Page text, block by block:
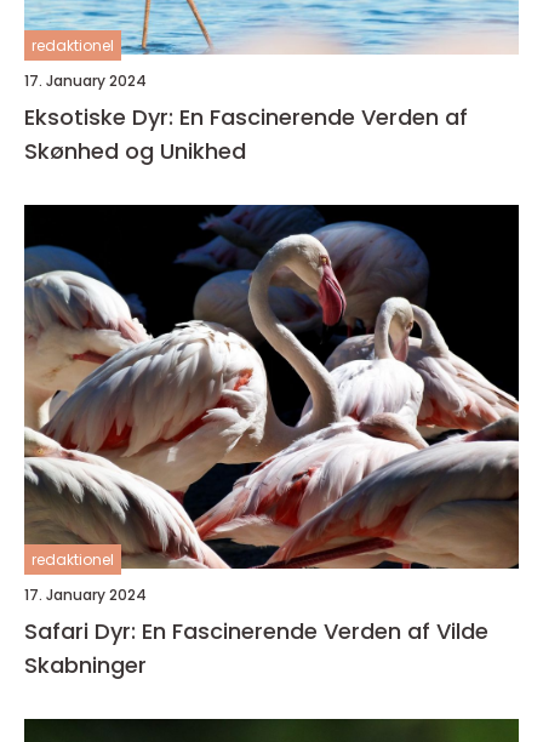
redaktionel
17. January 2024
Eksotiske Dyr: En Fascinerende Verden af
Skønhed og Unikhed
redaktionel
17. January 2024
Safari Dyr: En Fascinerende Verden af Vilde
Skabninger